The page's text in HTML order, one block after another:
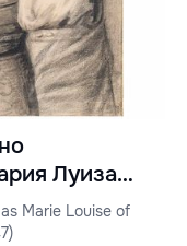
Луиза
Франции
Marie Louise of